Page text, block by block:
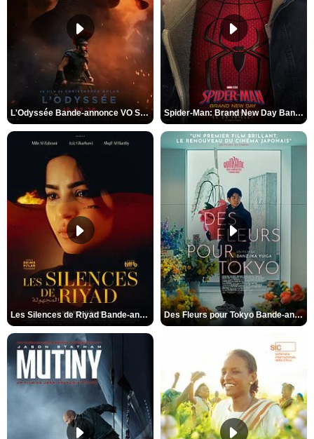
L'Odyssée Bande-annonce VO STFR Spider-Man: Brand New Day Bande-annonce VO STFR
Les Silences de Riyad Bande-annonce VO STFR Des Fleurs pour Tokyo Bande-annonce VO STFR